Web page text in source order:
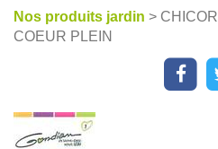
Nos produits jardin >
COEUR PLEIN